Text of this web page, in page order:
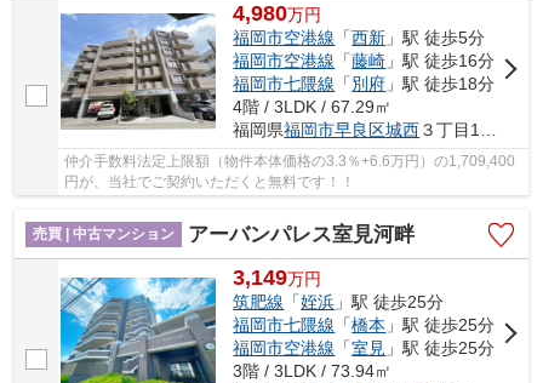
4,980万円
福岡市空港線 「西新 」駅 徒歩5分
福岡市空港線 「藤崎 」駅 徒歩16分
福岡市七隈線 「別府 」駅 徒歩18分
4階 / 3LDK / 67.29㎡
福岡県福岡市早良区城西３丁目1-22
仲介手数料法定上限額（物件本体価格の3.3％+6.6万円）の1,709,400
円が、当社でご契約いただくと無料です！！
売買 | 中古マンション アーバンパレス室見河畔
3,149万円
筑肥線 「姪浜 」駅 徒歩25分
福岡市七隈線 「橋本 」駅 徒歩25分
福岡市空港線 「室見 」駅 徒歩25分
3階 / 3LDK / 73.94㎡